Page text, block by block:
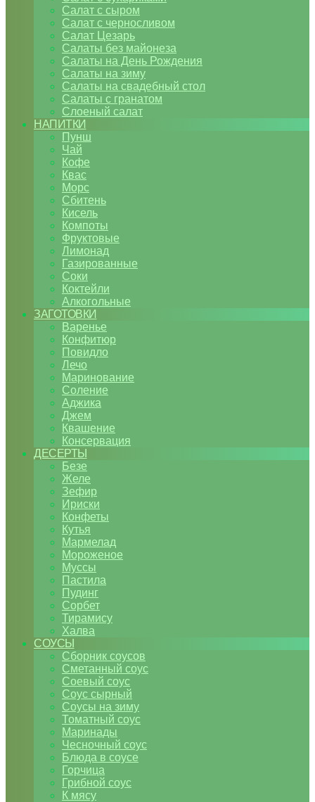
Салат с сыром
Салат с черносливом
Салат Цезарь
Салаты без майонеза
Салаты на День Рождения
Салаты на зиму
Салаты на свадебный стол
Салаты с гранатом
Слоеный салат
НАПИТКИ
Пунш
Чай
Кофе
Квас
Морс
Сбитень
Кисель
Компоты
Фруктовые
Лимонад
Газированные
Соки
Коктейли
Алкогольные
ЗАГОТОВКИ
Варенье
Конфитюр
Повидло
Лечо
Маринование
Соление
Аджика
Джем
Квашение
Консервация
ДЕСЕРТЫ
Безе
Желе
Зефир
Ириски
Конфеты
Кутья
Мармелад
Мороженое
Муссы
Пастила
Пудинг
Сорбет
Тирамису
Халва
СОУСЫ
Сборник соусов
Сметанный соус
Соевый соус
Соус сырный
Соусы на зиму
Томатный соус
Маринады
Чесночный соус
Блюда в соусе
Горчица
Грибной соус
К мясу